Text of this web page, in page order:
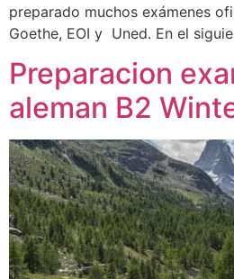
preparado muchos exámenes
Goethe, EOI y Uned. En el
Preparacion
aleman B2